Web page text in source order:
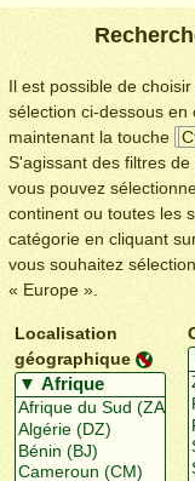
Il est possible de
sélection ci-dessous en
maintenant la touche
S'agissant des filtres
vous pouvez
continent ou toutes les
catégorie en cliquant
vous souhaitez
« Europe ».
Localisation
géographique